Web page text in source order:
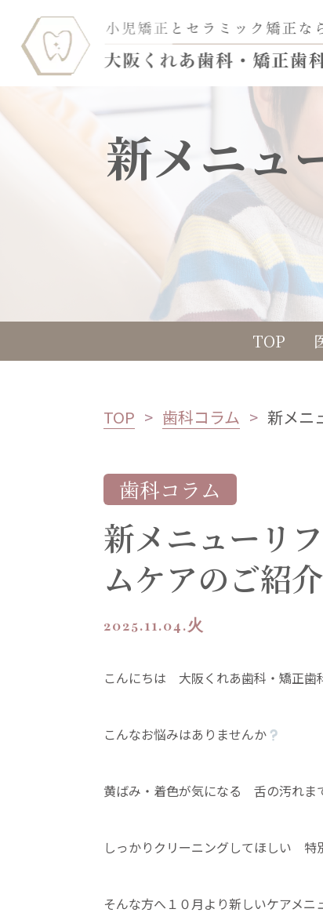
新メニュ
TOP
TOP 歯科コラム 新メニ
歯科コラム
新メニューリ
ムケアのご紹介
2025.11.04.火
こんにちは 大阪くれあ歯科・矯正歯
こんなお悩みはありませんか
黄ばみ・着色が気になる 舌の汚れま
しっかりクリーニングしてほしい 特
そんな方へ１０月より新しいケアメニ